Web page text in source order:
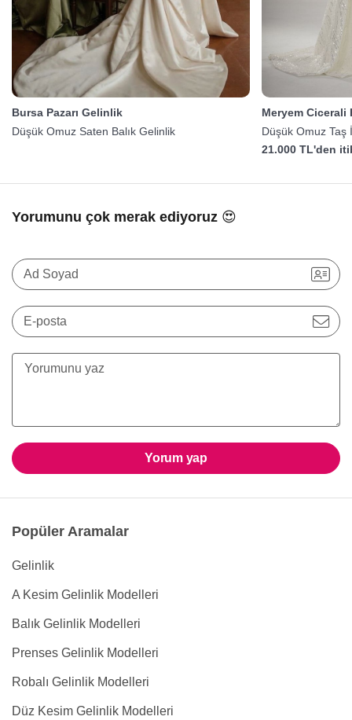
Bursa Pazarı Gelinlik
Düşük Omuz Saten Balık Gelinlik
Meryem Cicerali
Düşük Omuz Taş
Gelinlik
21.000 TL'den
Yorumunu çok merak ediyoruz 😍
Ad Soyad
E-posta
Yorum yap
Popüler Aramalar
Gelinlik
A Kesim Gelinlik Modelleri
Balık Gelinlik Modelleri
Prenses Gelinlik Modelleri
Robalı Gelinlik Modelleri
Düz Kesim Gelinlik Modelleri